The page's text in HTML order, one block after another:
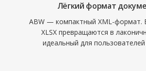
Лёгкий формат
ABW — компактный XML-формат.
XLSX превращаются в
идеальный для